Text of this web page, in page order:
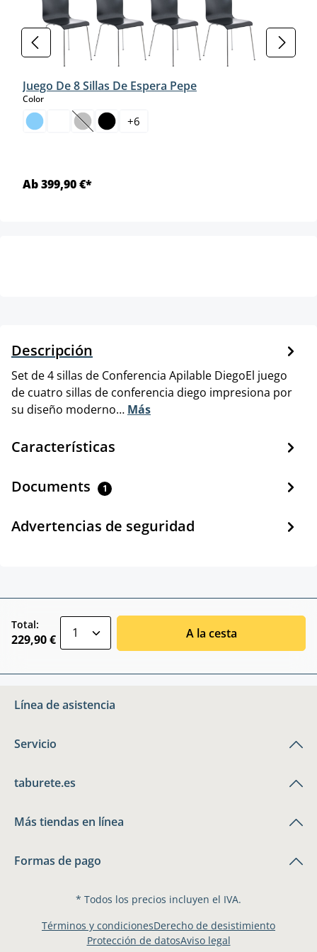
Juego De 8 Sillas De Espera Pepe
Colorselect
(Esta opción no está disponible en este momento.)
+6
Ab 399,90 €*
Descripción
Set de 4 sillas de Conferencia Apilable DiegoEl juego
de cuatro sillas de conferencia diego impresiona por
su diseño moderno… Más
Características
Documents 1
Advertencias de seguridad
Total:
229,90 € A la cesta
Línea de asistencia
Servicio
taburete.es
Más tiendas en línea
Formas de pago
* Todos los precios incluyen el IVA.
Términos y condicionesDerecho de desistimiento
Protección de datosAviso legal